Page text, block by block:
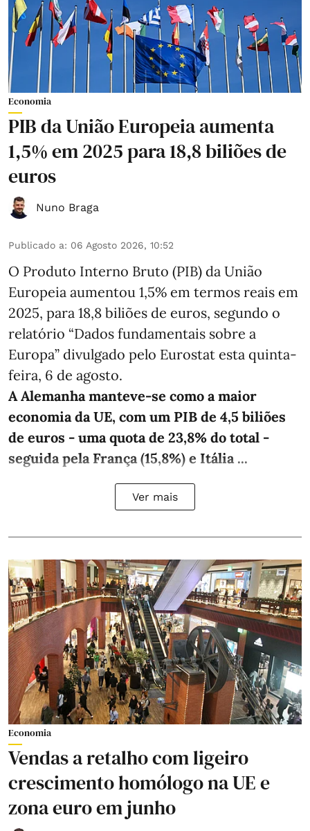
Economia
PIB da União Europeia aumenta
1,5% em 2025 para 18,8 biliões de
euros
Nuno Braga
Publicado a: 06 Agosto 2026, 10:52
O Produto Interno Bruto (PIB) da União
Europeia aumentou 1,5% em termos reais em
2025, para 18,8 biliões de euros, segundo o
relatório “Dados fundamentais sobre a
Europa” divulgado pelo Eurostat esta quinta-
feira, 6 de agosto.
A Alemanha manteve‑se como a maior
economia da UE, com um PIB de 4,5 biliões
de euros - uma quota de 23,8% do total -
seguida pela França (15,8%) e Itália ...
Ver mais
Economia
Vendas a retalho com ligeiro
crescimento homólogo na UE e
zona euro em junho